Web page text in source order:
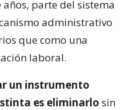
parte del sistema
administrativo
que como una
laboral.
un instrumento
es eliminarlo sin